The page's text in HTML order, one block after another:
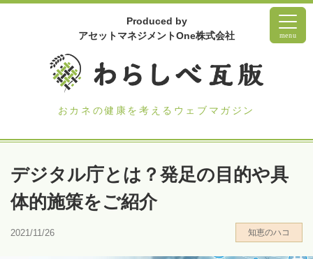
Produced by
アセットマネジメントOne株式会社
おカネの健康を考えるウェブマガジン
menu
デジタル庁とは？発足の目的や具
体的施策をご紹介
2021/11/26 知恵のハコ